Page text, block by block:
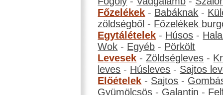
Főzelékek - Babáknak -
zöldségből - Főzelékek
Egytálételek - Húsos -
Wok - Egyéb - Pörkölt
Levesek -Zöldségleves -
leves - Húsleves - Sajtos
Előételek - Sajtos -
Gyümölcsös - Galantin -